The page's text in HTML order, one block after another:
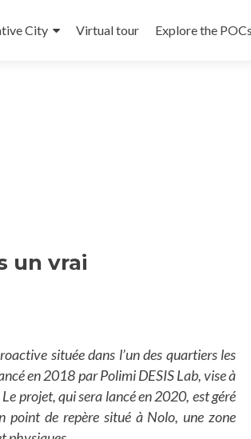
City Virtual tour Explore the POCs
un vrai
située dans l’un des quartiers les
en 2018 par Polimi DESIS Lab, vise à
projet, qui sera lancé en 2020, est géré
de repère situé à Nolo, une zone